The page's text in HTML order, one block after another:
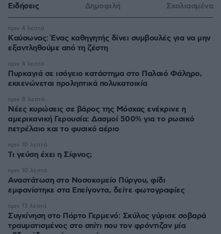
Ειδήσεις Δημοφιλή Σχολιασμένα
Kαύσωνας: Ένας καθηγητής δίνει συμβουλές για να μην
εξαντληθούμε από τη ζέστη
πριν 4 λεπτά
Πυρκαγιά σε ισόγειο κατάστημα στο Παλαιό Φάληρο,
εκκενώνεται προληπτικά πολυκατοικία
πριν 4 λεπτά
Νέες κυρώσεις σε βάρος της Μόσχας ενέκρινε η
αμερικανική Γερουσία: Δασμοί 500% για το ρωσικό
πετρέλαιο και το φυσικό αέριο
πριν 8 λεπτά
Τι γεύση έχει η Σίφνος;
πριν 10 λεπτά
Αναστάτωση στο Νοσοκομείο Πύργου, φίδι
εμφανίστηκε στα Επείγοντα, δείτε φωτογραφίες
πριν 10 λεπτά
Συγκίνηση στο Πόρτο Γερμενό: Σκύλος γύρισε σοβαρά
τραυματισμένος στο σπίτι που τον φρόντιζαν μία
πριν 13 λεπτά